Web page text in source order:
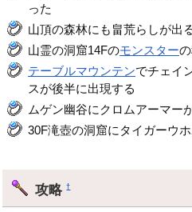
った
山頂の森林にも畠荒らしが出
山霊の洞窟14Fのモンスター
テーブルマウンテンでチェイ
スが後半に出現する
ムゲン幽谷にクロムアーマー
30F滝壺の洞窟にタイガーウ
攻略†